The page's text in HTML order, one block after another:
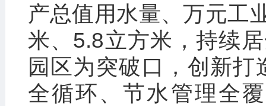
产总值用水量、万元工
米、5.8立方米，持续
园区为突破口，创新打
全循环、节水管理全